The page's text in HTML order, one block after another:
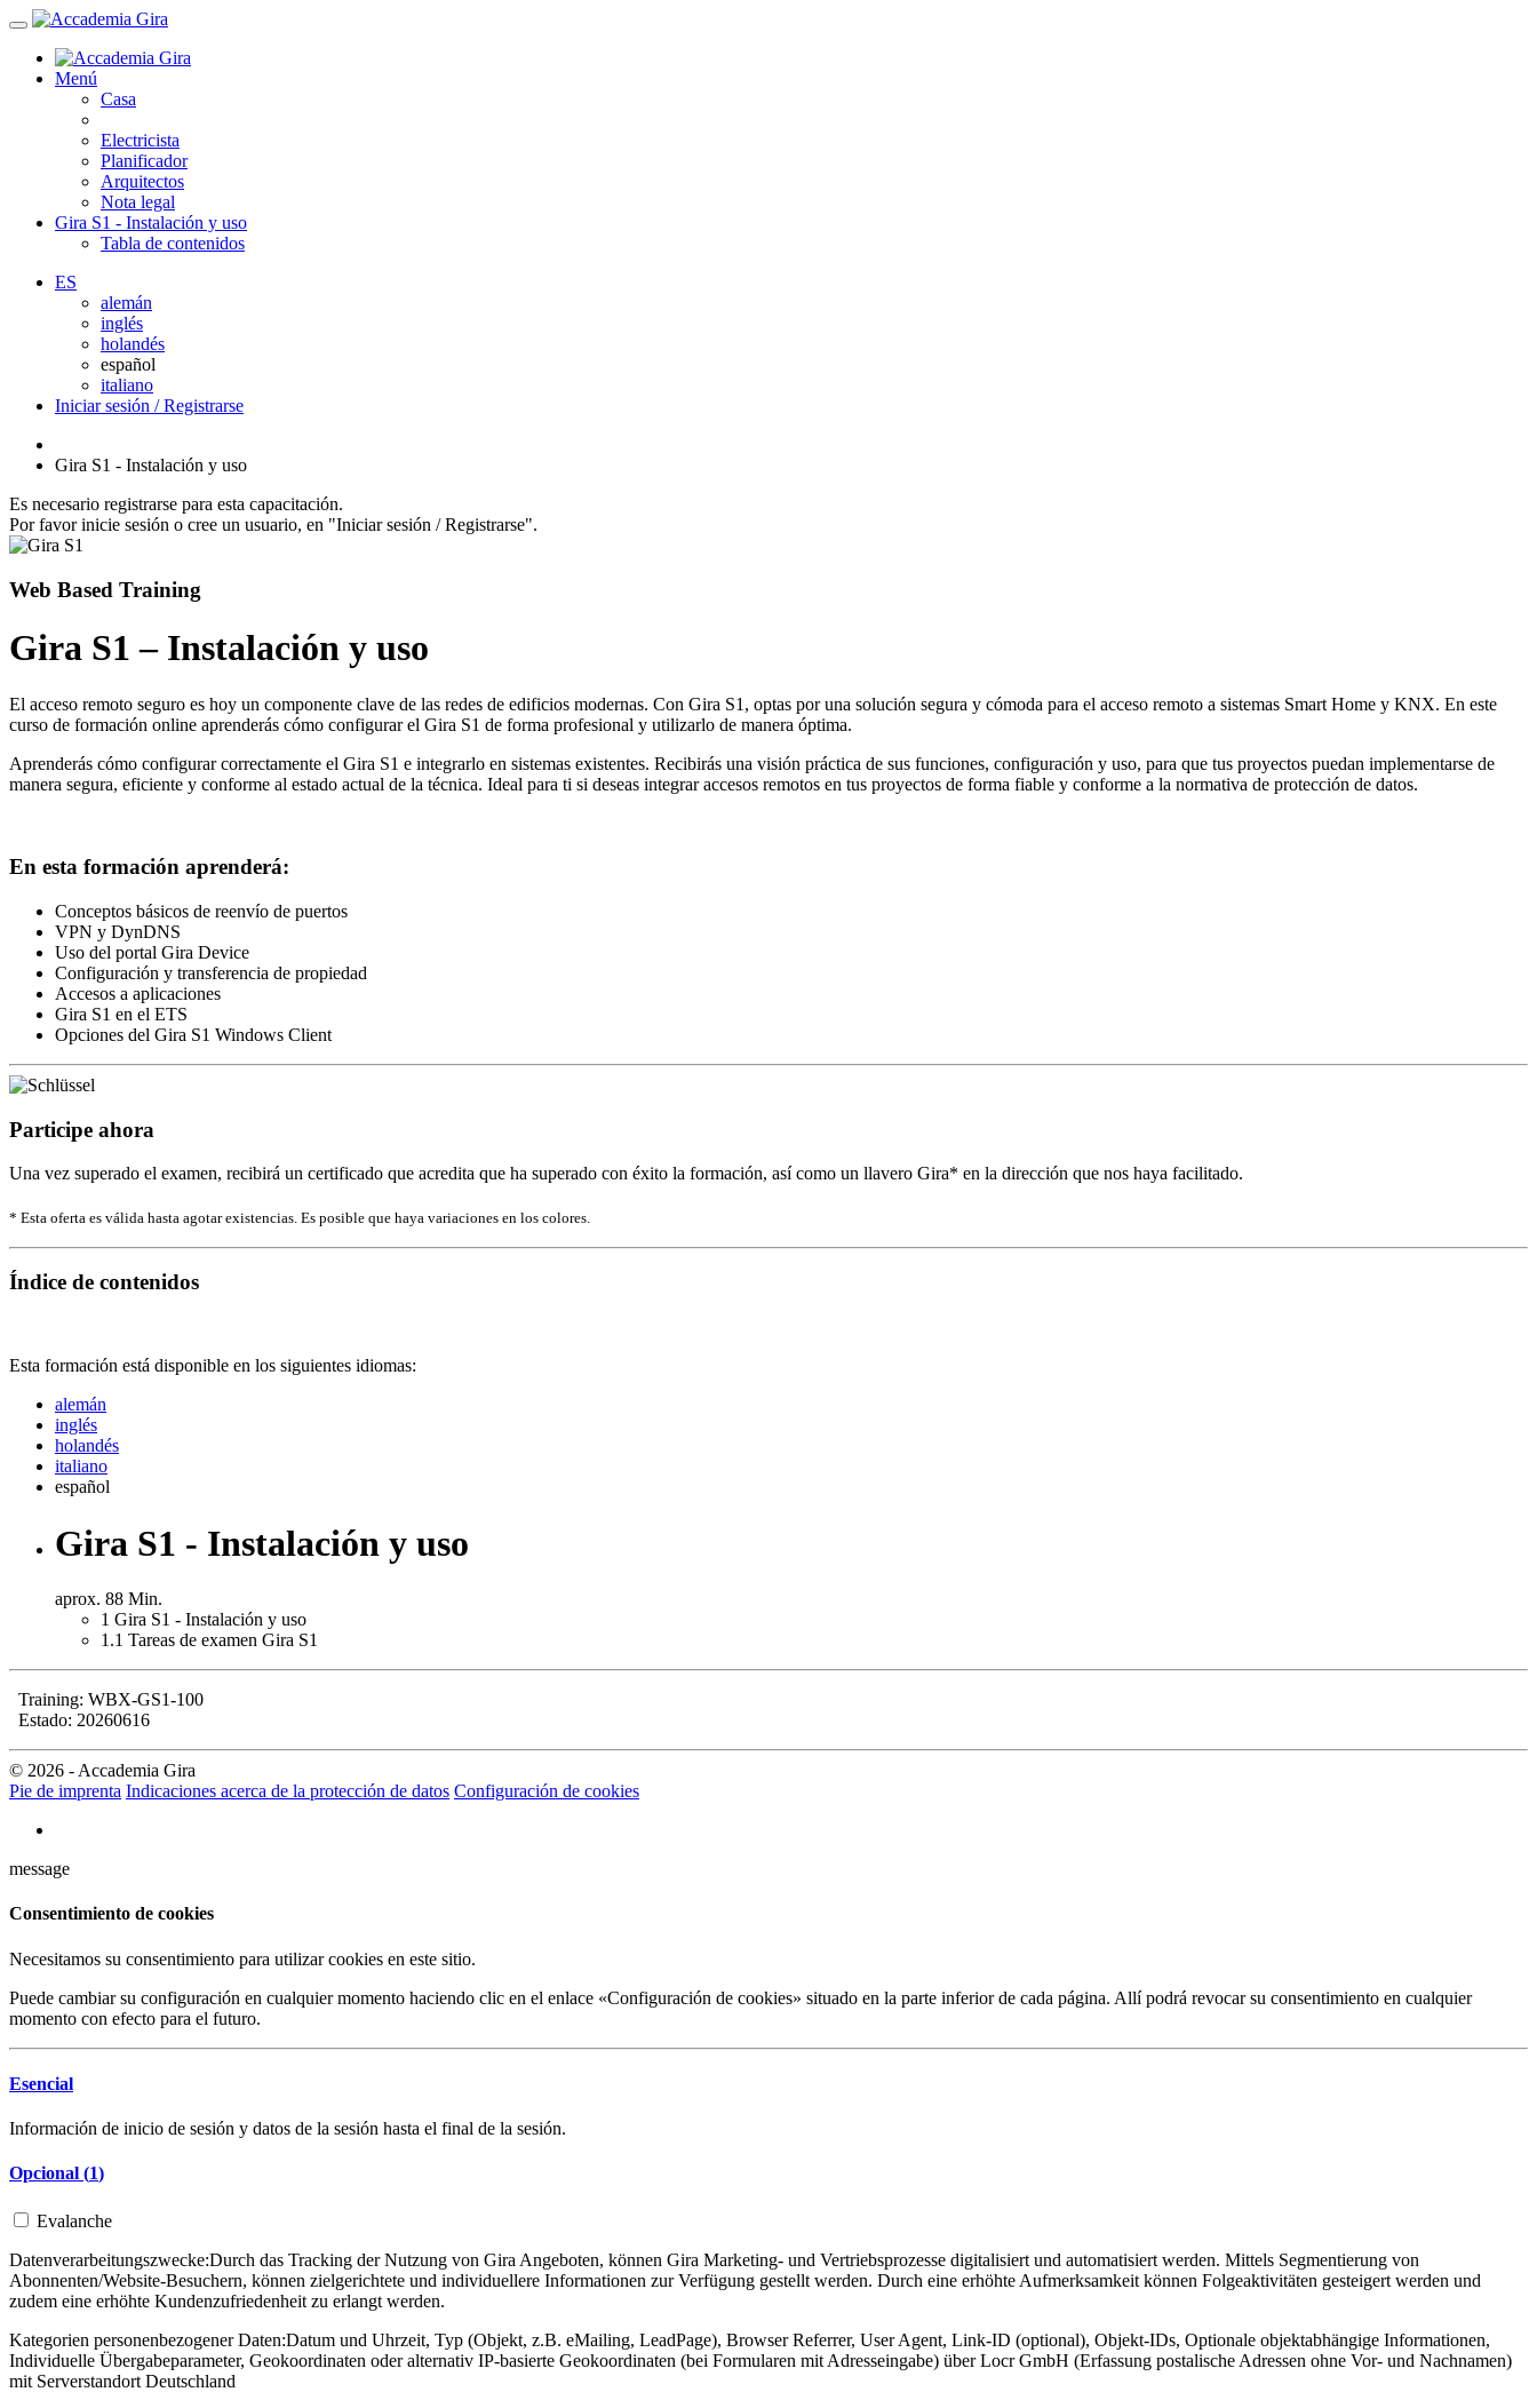
Menú
Casa
Electricista
Planificador
Arquitectos
Nota legal
Gira S1 - Instalación y uso
Tabla de contenidos
ES
alemán
inglés
holandés
español
italiano
Iniciar sesión / Registrarse
Gira S1 - Instalación y uso
Es necesario registrarse para esta capacitación.
Por favor inicie sesión o cree un usuario, en "Iniciar sesión / Registrarse".
Web Based Training
Gira S1 – Instalación y uso
El acceso remoto seguro es hoy un componente clave de las redes de edificios modernas. Con Gira S1, optas por una solución segura y cómoda para el acceso remoto a sistemas Smart Home y KNX. En este
curso de formación online aprenderás cómo configurar el Gira S1 de forma profesional y utilizarlo de manera óptima.
Aprenderás cómo configurar correctamente el Gira S1 e integrarlo en sistemas existentes. Recibirás una visión práctica de sus funciones, configuración y uso, para que tus proyectos puedan implementarse de
manera segura, eficiente y conforme al estado actual de la técnica. Ideal para ti si deseas integrar accesos remotos en tus proyectos de forma fiable y conforme a la normativa de protección de datos.
En esta formación aprenderá:
Conceptos básicos de reenvío de puertos
VPN y DynDNS
Uso del portal Gira Device
Configuración y transferencia de propiedad
Accesos a aplicaciones
Gira S1 en el ETS
Opciones del Gira S1 Windows Client
Participe ahora
Una vez superado el examen, recibirá un certificado que acredita que ha superado con éxito la formación, así como un llavero Gira* en la dirección que nos haya facilitado.
* Esta oferta es válida hasta agotar existencias. Es posible que haya variaciones en los colores.
Índice de contenidos
Esta formación está disponible en los siguientes idiomas:
alemán
inglés
holandés
italiano
español
Gira S1 - Instalación y uso
aprox. 88 Min.
1 Gira S1 - Instalación y uso
1.1 Tareas de examen Gira S1
Training: WBX-GS1-100
Estado: 20260616
© 2026 - Accademia Gira
Pie de imprenta Indicaciones acerca de la protección de datos Configuración de cookies
message
Consentimiento de cookies
Necesitamos su consentimiento para utilizar cookies en este sitio.
Puede cambiar su configuración en cualquier momento haciendo clic en el enlace «Configuración de cookies» situado en la parte inferior de cada página. Allí podrá revocar su consentimiento en cualquier
momento con efecto para el futuro.
Esencial
Información de inicio de sesión y datos de la sesión hasta el final de la sesión.
Opcional (1)
Evalanche
Datenverarbeitungszwecke:Durch das Tracking der Nutzung von Gira Angeboten, können Gira Marketing- und Vertriebsprozesse digitalisiert und automatisiert werden. Mittels Segmentierung von
Abonnenten/Website-Besuchern, können zielgerichtete und individuellere Informationen zur Verfügung gestellt werden. Durch eine erhöhte Aufmerksamkeit können Folgeaktivitäten gesteigert werden und
zudem eine erhöhte Kundenzufriedenheit zu erlangt werden.
Kategorien personenbezogener Daten:Datum und Uhrzeit, Typ (Objekt, z.B. eMailing, LeadPage), Browser Referrer, User Agent, Link-ID (optional), Objekt-IDs, Optionale objektabhängige Informationen,
Individuelle Übergabeparameter, Geokoordinaten oder alternativ IP-basierte Geokoordinaten (bei Formularen mit Adresseingabe) über Locr GmbH (Erfassung postalische Adressen ohne Vor- und Nachnamen)
mit Serverstandort Deutschland